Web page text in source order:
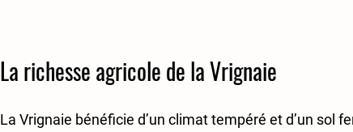
La richesse agricole de la Vrignaie
La Vrignaie bénéficie d’un climat tempéré et d’un sol